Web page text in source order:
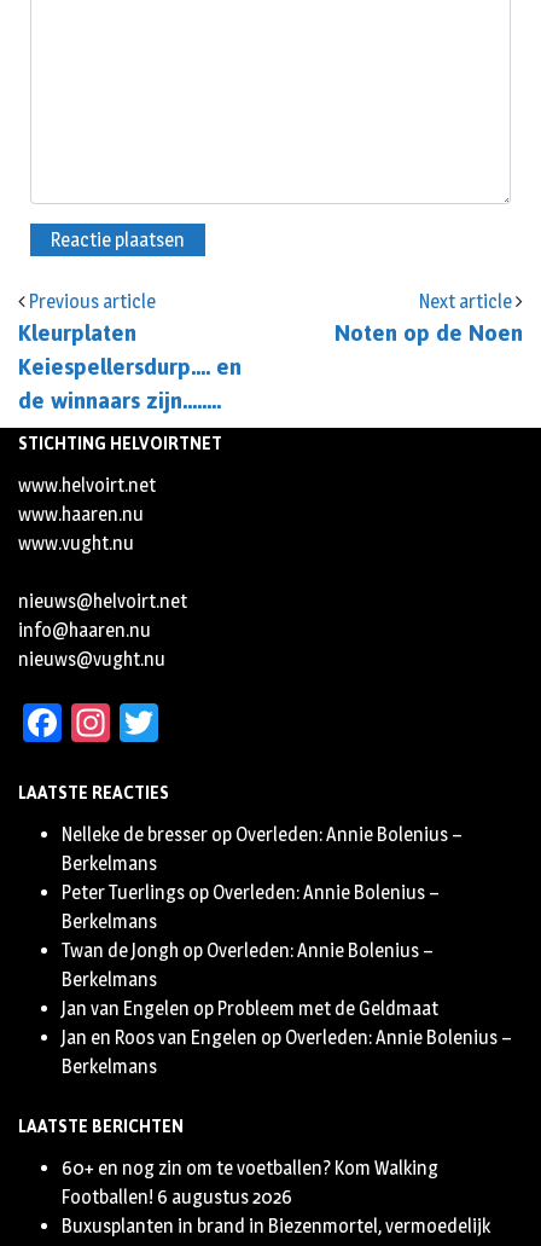
Previous article
Kleurplaten
Keiespellersdurp…. en
de winnaars zijn……..
Next article
Noten op de Noen
STICHTING HELVOIRTNET
www.helvoirt.net
www.haaren.nu
www.vught.nu
nieuws@helvoirt.net
info@haaren.nu
nieuws@vught.nu
Facebook
Instagram
LAATSTE REACTIES
Nelleke de bresser op Overleden: Annie Bolenius –
Berkelmans
Peter Tuerlings op Overleden: Annie Bolenius –
Berkelmans
Twan de Jongh op Overleden: Annie Bolenius –
Berkelmans
Jan van Engelen op Probleem met de Geldmaat
Jan en Roos van Engelen op Overleden: Annie Bolenius –
Berkelmans
LAATSTE BERICHTEN
60+ en nog zin om te voetballen? Kom Walking
Footballen! 6 augustus 2026
Buxusplanten in brand in Biezenmortel, vermoedelijk